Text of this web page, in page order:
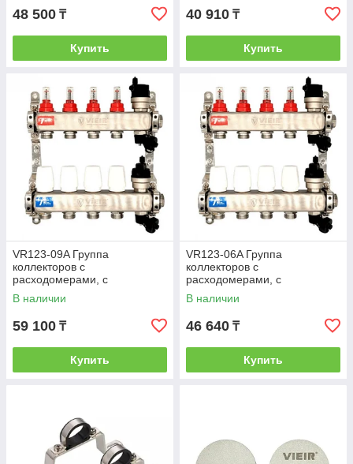
48 500 ₸
Купить
40 910 ₸
Купить
VR123-09A Группа
коллекторов с
расходомерами, с
воздухоотводчиками (без
кранов)1"x3/4"-9вых. (2/1шт)
В наличии
59 100 ₸
Купить
VR123-06A Группа
коллекторов с
расходомерами, с
воздухоотводчиками (без
кранов)1"x3/4"-6вых. (5/1шт)
В наличии
46 640 ₸
Купить